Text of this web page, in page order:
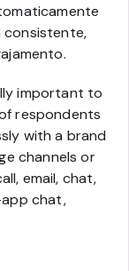
consistente,
important to
respondents
with a brand
channels or
email, chat,
chat,